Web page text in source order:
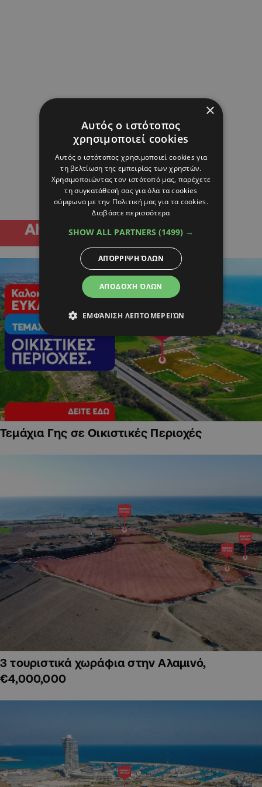
Τεμάχια Γης σε Οικιστικές Περιοχές
3 τουριστικά χωράφια στην Αλαμινό,
€4,000,000
×
Αυτός ο ιστότοπος
χρησιμοποιεί cookies
Αυτός ο ιστότοπος χρησιμοποιεί cookies για
τη βελτίωση της εμπειρίας των χρηστών.
Χρησιμοποιώντας τον ιστότοπό μας, παρέχετε
τη συγκατάθεσή σας για όλα τα cookies
σύμφωνα με την Πολιτική μας για τα cookies.
Διαβάστε περισσότερα
SHOW ALL PARTNERS (1499) →
ΑΠΟΔΟΧΉ ΌΛΩΝ
ΑΠΌΡΡΙΨΗ ΌΛΩΝ
ΕΜΦΆΝΙΣΗ ΛΕΠΤΟΜΕΡΕΙΏΝ